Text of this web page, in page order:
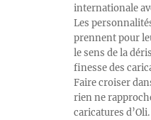
internationale
Les
prennent pour
le sens de la
finesse des
Faire croiser
rien ne
caricatures